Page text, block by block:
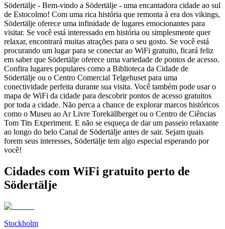
Södertälje - Bem-vindo a Södertälje - uma encantadora cidade ao sul
de Estocolmo! Com uma rica história que remonta à era dos vikings,
Södertälje oferece uma infinidade de lugares emocionantes para
visitar. Se você está interessado em história ou simplesmente quer
relaxar, encontrará muitas atrações para o seu gosto. Se você está
procurando um lugar para se conectar ao WiFi gratuito, ficará feliz
em saber que Södertälje oferece uma variedade de pontos de acesso.
Confira lugares populares como a Biblioteca da Cidade de
Södertälje ou o Centro Comercial Telgehuset para uma
conectividade perfeita durante sua visita. Você também pode usar o
mapa de WiFi da cidade para descobrir pontos de acesso gratuitos
por toda a cidade. Não perca a chance de explorar marcos históricos
como o Museu ao Ar Livre Torekällberget ou o Centro de Ciências
Tom Tits Experiment. E não se esqueça de dar um passeio relaxante
ao longo do belo Canal de Södertälje antes de sair. Sejam quais
forem seus interesses, Södertälje tem algo especial esperando por
você!
Cidades com WiFi gratuito perto de
Södertälje
Stockholm